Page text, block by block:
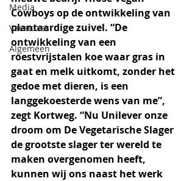
Media
Vacatures
Algemeen
Cowboys op de ontwikkeling van
plantaardige zuivel. “De
ontwikkeling van een
roestvrijstalen koe waar gras in
gaat en melk uitkomt, zonder het
gedoe met dieren, is een
langgekoesterde wens van me”,
zegt Kortweg. “Nu Unilever onze
droom om De Vegetarische Slager
de grootste slager ter wereld te
maken overgenomen heeft,
kunnen wij ons naast het werk